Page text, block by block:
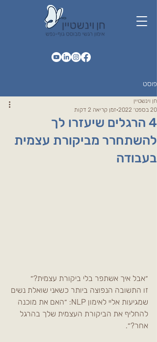
פוסט
4 הרגלים שיעזרו לך
להשתחרר מביקורת עצמית
בעבודה
חן וינשטיין
20 בספט׳ 2022
זמן קריאה 2 דקות
״אבל איך אשתפר בלי ביקורת עצמית?״
זו התשובה הנפוצה ביותר כשאני שואלת נשים
שמגיעות אליי לאימון NLP: ״האם את מוכנה
להחליף את הביקורת העצמית שלך בהרגל
אחר?״.